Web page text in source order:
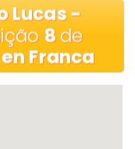
Lucas -
8de
Franca